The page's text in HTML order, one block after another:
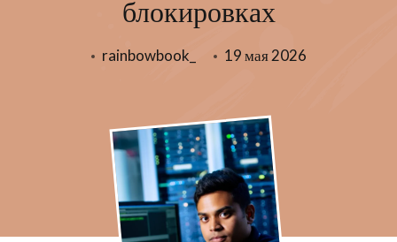
блокировках
rainbowbook_ 19 мая 2026